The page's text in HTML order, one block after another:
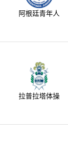
阿根廷青年人
拉普拉塔体操